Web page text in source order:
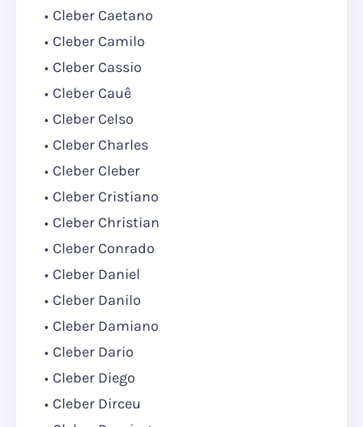
Cleber Caetano
Cleber Camilo
Cleber Cassio
Cleber Cauê
Cleber Celso
Cleber Charles
Cleber Cleber
Cleber Cristiano
Cleber Christian
Cleber Conrado
Cleber Daniel
Cleber Danilo
Cleber Damiano
Cleber Dario
Cleber Diego
Cleber Dirceu